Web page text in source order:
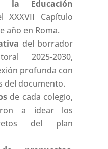
la Educación
XXXVII Capítulo
año en Roma.
del borrador
2025-2030,
profunda con
del documento.
de cada colegio,
a idear los
del plan